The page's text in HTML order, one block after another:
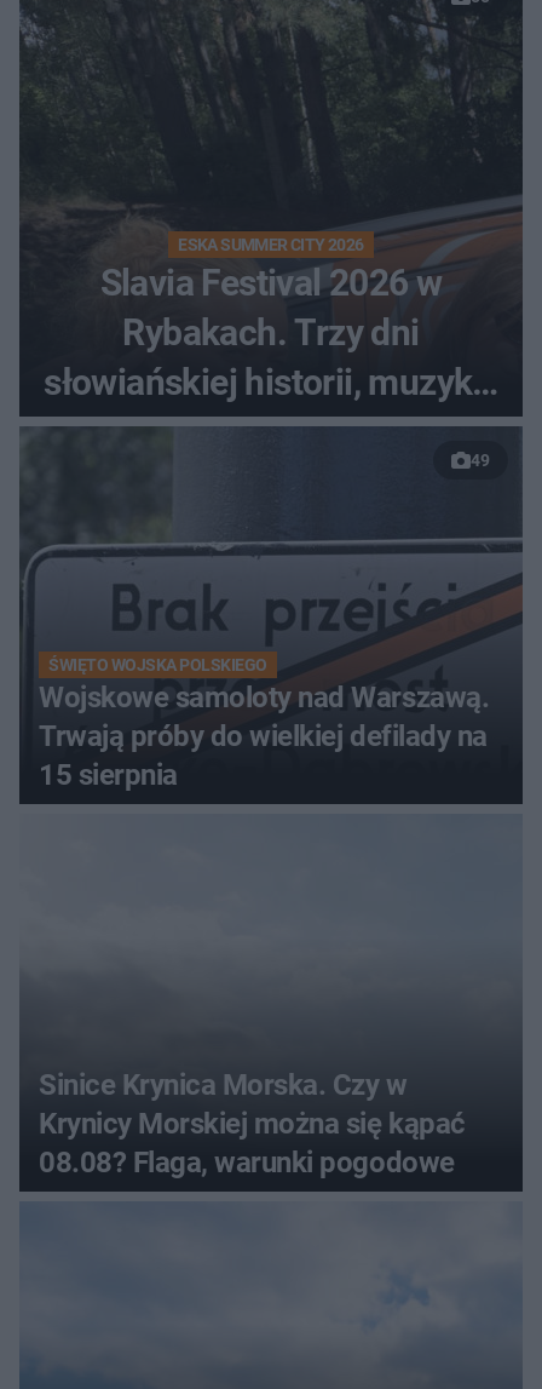
ESKA SUMMER CITY 2026
Slavia Festival 2026 w
Rybakach. Trzy dni
słowiańskiej historii, muzyki i
relaksu nad Jeziorem
49
ŚWIĘTO WOJSKA POLSKIEGO
Wojskowe samoloty nad Warszawą.
Trwają próby do wielkiej defilady na
15 sierpnia
Sinice Krynica Morska. Czy w
Krynicy Morskiej można się kąpać
08.08? Flaga, warunki pogodowe